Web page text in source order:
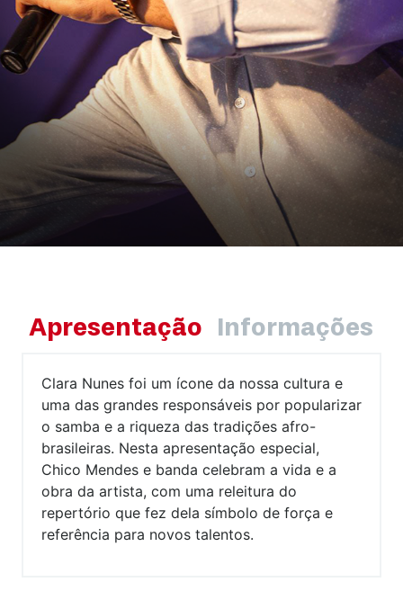
Apresentação Informações
Clara Nunes foi um ícone da nossa cultura e
uma das grandes responsáveis por popularizar
o samba e a riqueza das tradições afro-
brasileiras. Nesta apresentação especial,
Chico Mendes e banda celebram a vida e a
obra da artista, com uma releitura do
repertório que fez dela símbolo de força e
referência para novos talentos.